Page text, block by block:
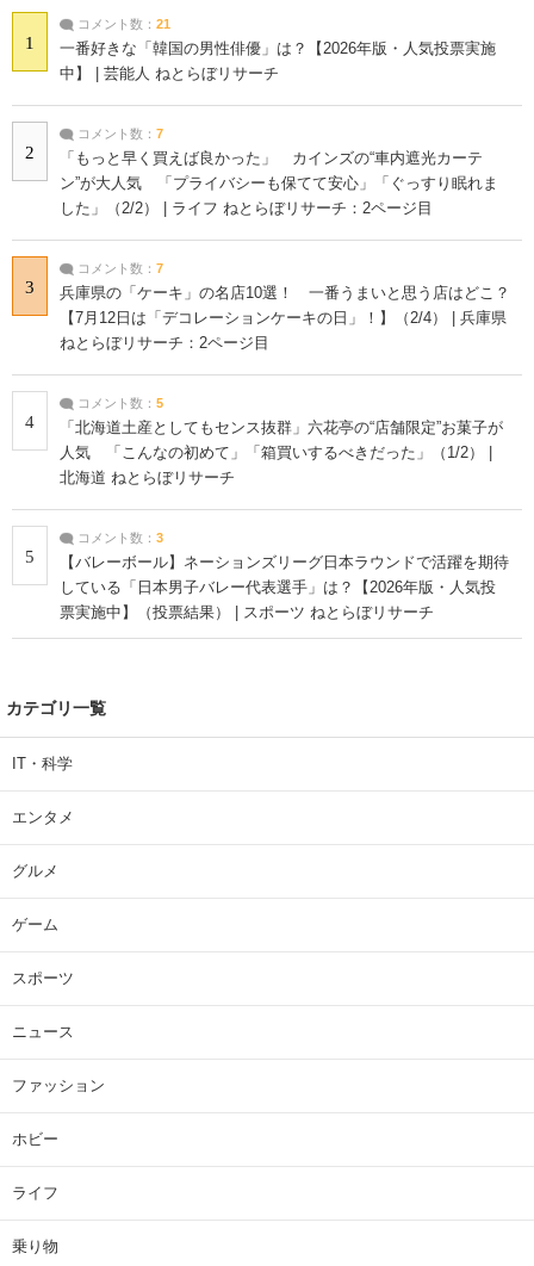
1
コメント数： 21
一番好きな「韓国の男性俳優」は？【2026年版・人気投票実施
中】 | 芸能人 ねとらぼリサーチ
2
コメント数： 7
「もっと早く買えば良かった」 カインズの“車内遮光カーテ
ン”が大人気 「プライバシーも保てて安心」「ぐっすり眠れま
した」（2/2） | ライフ ねとらぼリサーチ：2ページ目
3
コメント数： 7
兵庫県の「ケーキ」の名店10選！ 一番うまいと思う店はどこ？
【7月12日は「デコレーションケーキの日」！】（2/4） | 兵庫県
ねとらぼリサーチ：2ページ目
4
コメント数： 5
「北海道土産としてもセンス抜群」六花亭の“店舗限定”お菓子が
人気 「こんなの初めて」「箱買いするべきだった」（1/2） |
北海道 ねとらぼリサーチ
5
コメント数： 3
【バレーボール】ネーションズリーグ日本ラウンドで活躍を期待
している「日本男子バレー代表選手」は？【2026年版・人気投
票実施中】（投票結果） | スポーツ ねとらぼリサーチ
カテゴリ一覧
IT・科学
エンタメ
グルメ
ゲーム
スポーツ
ニュース
ファッション
ホビー
ライフ
乗り物